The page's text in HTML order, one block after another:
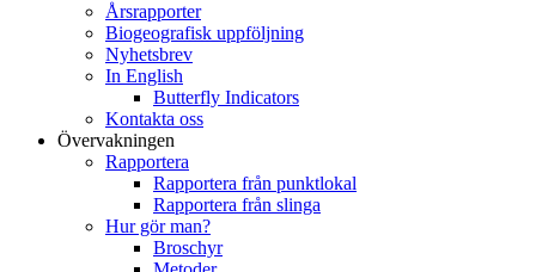
Årsrapporter
Biogeografisk uppföljning
Nyhetsbrev
In English
Butterfly Indicators
Kontakta oss
Övervakningen
Rapportera
Rapportera från punktlokal
Rapportera från slinga
Hur gör man?
Broschyr